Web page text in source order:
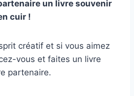
un livre souvenir
cuir !
créatif et si vous aimez
vous et faites un livre
partenaire.